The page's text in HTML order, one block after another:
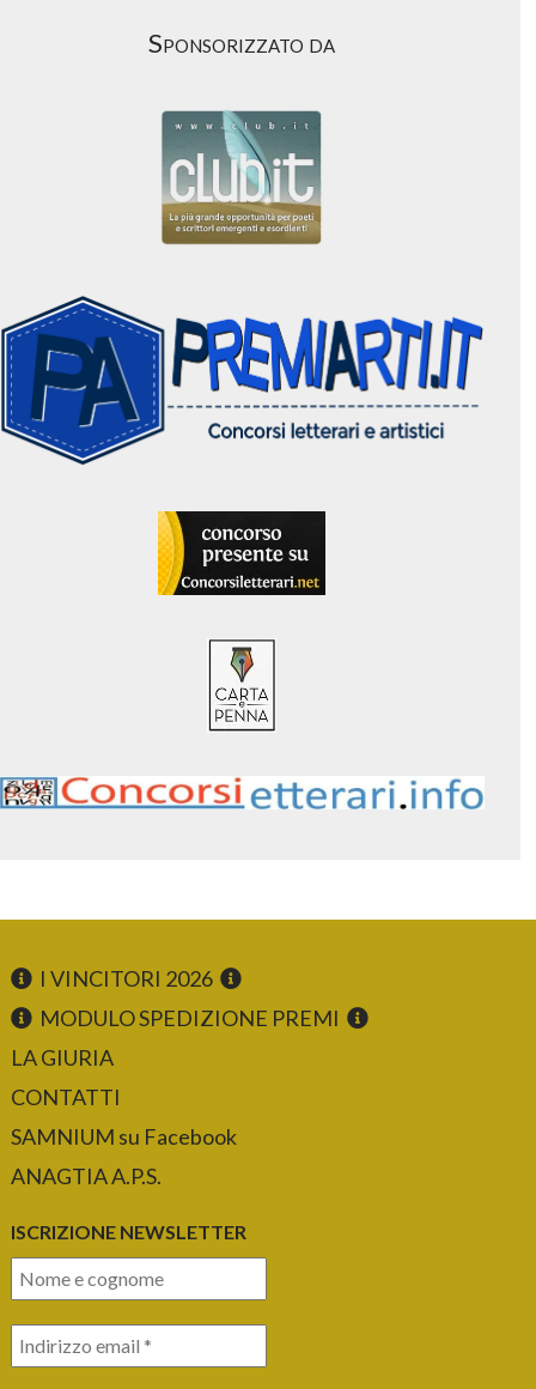
Sponsorizzato da
I VINCITORI 2026
MODULO SPEDIZIONE PREMI
LA GIURIA
CONTATTI
SAMNIUM su Facebook
ANAGTIA A.P.S.
ISCRIZIONE NEWSLETTER